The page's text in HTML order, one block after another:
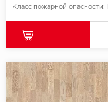
Класс пожарной опасности: